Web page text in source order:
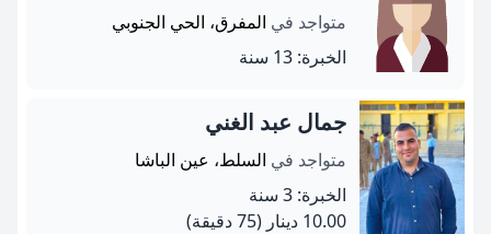
متواجد في المفرق، الحي الجنوبي
الخبرة: 13 سنة
جمال عبد الغني
متواجد في السلط، عين الباشا
الخبرة: 3 سنة
10.00 دينار
(75 دقيقة)